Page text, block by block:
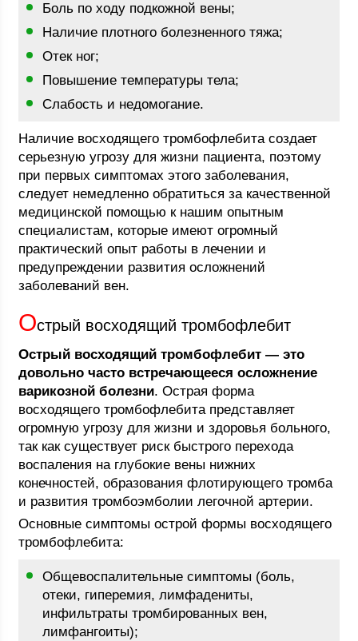
Боль по ходу подкожной вены;
Наличие плотного болезненного тяжа;
Отек ног;
Повышение температуры тела;
Слабость и недомогание.
Наличие восходящего тромбофлебита создает
серьезную угрозу для жизни пациента, поэтому
при первых симптомах этого заболевания,
следует немедленно обратиться за качественной
медицинской помощью к нашим опытным
специалистам, которые имеют огромный
практический опыт работы в лечении и
предупреждении развития осложнений
заболеваний вен.
Острый восходящий тромбофлебит
Острый восходящий тромбофлебит — это
довольно часто встречающееся осложнение
варикозной болезни. Острая форма
восходящего тромбофлебита представляет
огромную угрозу для жизни и здоровья больного,
так как существует риск быстрого перехода
воспаления на глубокие вены нижних
конечностей, образования флотирующего тромба
и развития тромбоэмболии легочной артерии.
Основные симптомы острой формы восходящего
тромбофлебита:
Общевоспалительные симптомы (боль,
отеки, гиперемия, лимфадениты,
инфильтраты тромбированных вен,
лимфангоиты);